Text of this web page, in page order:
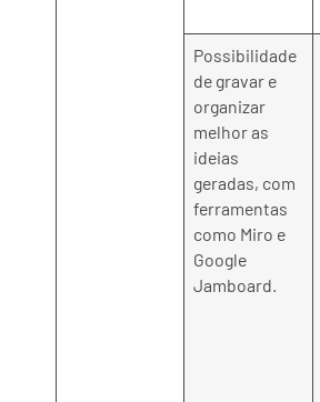
Possibilidade
de gravar e
organizar
melhor as
ideias
geradas, com
ferramentas
como Miro e
Google
Jamboard.